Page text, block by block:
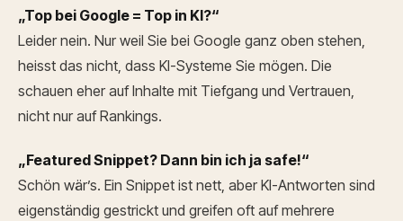
„Top bei Google = Top in KI?“
Leider nein. Nur weil Sie bei Google ganz oben stehen,
heisst das nicht, dass KI-Systeme Sie mögen. Die
schauen eher auf Inhalte mit Tiefgang und Vertrauen,
nicht nur auf Rankings.
„Featured Snippet? Dann bin ich ja safe!“
Schön wär’s. Ein Snippet ist nett, aber KI-Antworten sind
eigenständig gestrickt und greifen oft auf mehrere